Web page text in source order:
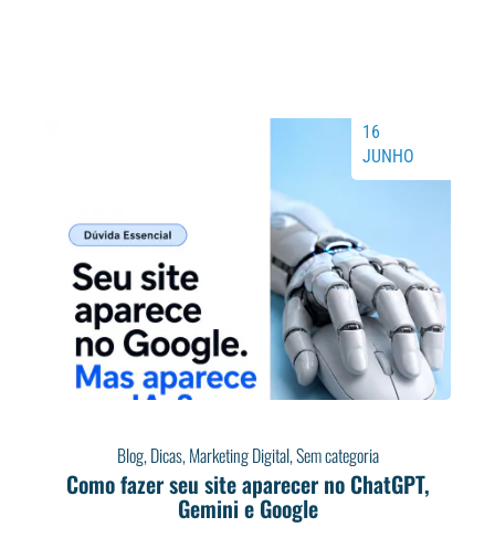
Blog,Dicas,Marketing Digital,Sem categoria
Como fazer seu site aparecer no ChatGPT,
Gemini e Google
16
JUNHO